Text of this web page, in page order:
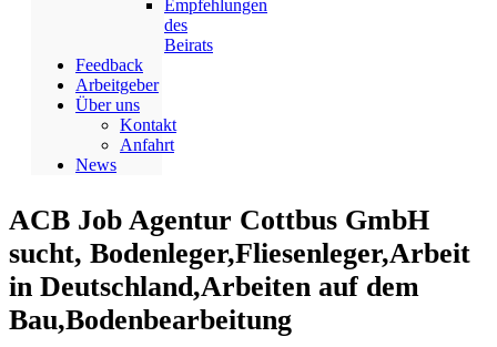
Empfehlungen
des
Beirats
Feedback
Arbeitgeber
Über uns
Kontakt
Anfahrt
News
ACB Job Agentur Cottbus GmbH
sucht, Bodenleger,Fliesenleger,Arbeit
in Deutschland,Arbeiten auf dem
Bau,Bodenbearbeitung